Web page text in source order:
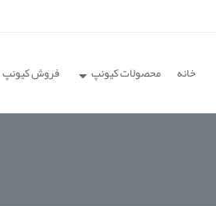
خانه محصولات کیونپ فروش کیونپ